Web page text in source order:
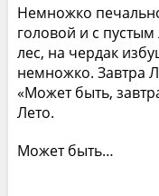
Немножко
головой и с
лес, на чердак
немножко. Завтра
«Может быть,
Лето.
Может быть…